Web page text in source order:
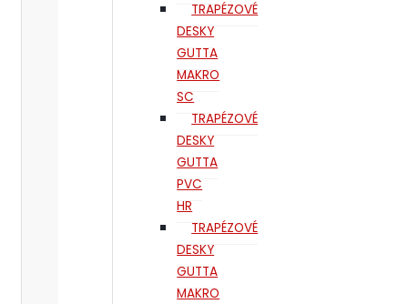
TRAPÉZOVÉ
DESKY
GUTTA
MAKRO
SC
TRAPÉZOVÉ
DESKY
GUTTA
PVC
HR
TRAPÉZOVÉ
DESKY
GUTTA
MAKRO